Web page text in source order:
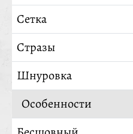
Сетка
Стразы
Шнуровка
Особенности